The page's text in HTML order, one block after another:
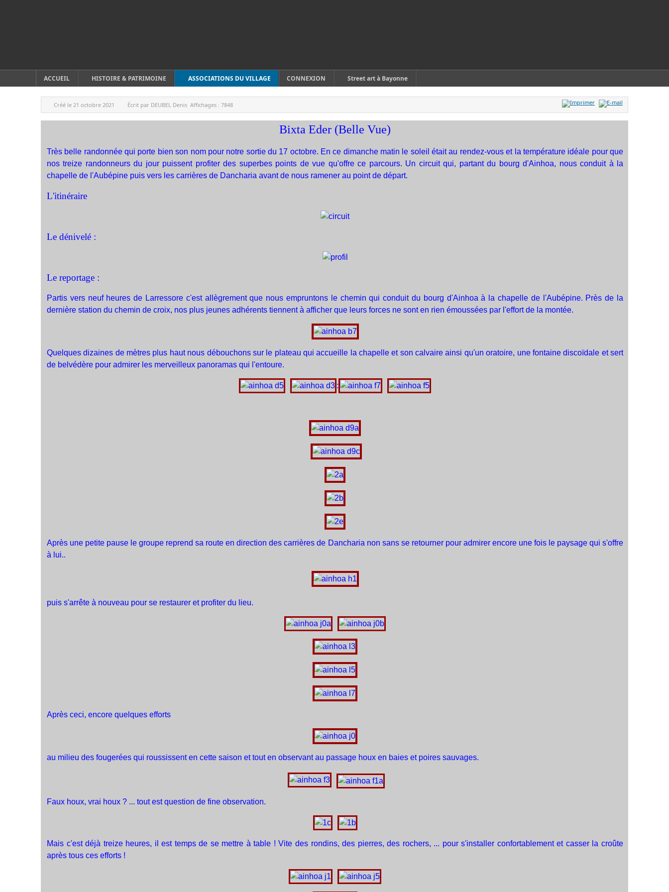
ACCUEIL HISTOIRE & PATRIMOINE ASSOCIATIONS DU VILLAGE CONNEXION Street art à Bayonne
Créé le 21 octobre 2021 Écrit par DEUBEL Denis Affichages : 7848
Bixta Eder (Belle Vue)
Très belle randonnée qui porte bien son nom pour notre sortie du 17 octobre. En ce dimanche matin le soleil était au rendez-vous et la température idéale pour que
nos treize randonneurs du jour puissent profiter des superbes points de vue qu'offre ce parcours. Un circuit qui, partant du bourg d'Ainhoa, nous conduit à la
chapelle de l'Aubépine puis vers les carrières de Dancharia avant de nous ramener au point de départ.
L'itinéraire
Le dénivelé :
Le reportage :
Partis vers neuf heures de Larressore c'est allègrement que nous empruntons le chemin qui conduit du bourg d'Ainhoa à la chapelle de l'Aubépine. Près de la
dernière station du chemin de croix, nos plus jeunes adhérents tiennent à afficher que leurs forces ne sont en rien émoussées par l'effort de la montée.
Quelques dizaines de mètres plus haut nous débouchons sur le plateau qui accueille la chapelle et son calvaire ainsi qu'un oratoire, une fontaine discoïdale et sert
de belvédère pour admirer les merveilleux panoramas qui l'entoure.
:
Après une petite pause le groupe reprend sa route en direction des carrières de Dancharia non sans se retourner pour admirer encore une fois le paysage qui s'offre
à lui..
puis s'arrête à nouveau pour se restaurer et profiter du lieu.
Après ceci, encore quelques efforts
au milieu des fougerées qui roussissent en cette saison et tout en observant au passage houx en baies et poires sauvages.
Faux houx, vrai houx ? ... tout est question de fine observation.
Mais c'est déjà treize heures, il est temps de se mettre à table ! Vite des rondins, des pierres, des rochers, ... pour s'installer confortablement et casser la croûte
après tous ces efforts !